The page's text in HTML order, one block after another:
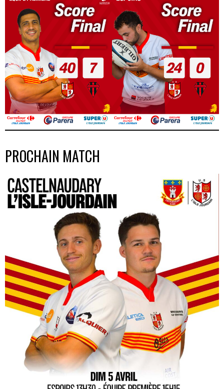
PROCHAIN MATCH